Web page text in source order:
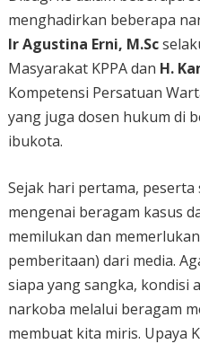
menghadirkan beberapa
Ir Agustina Erni, M.Sc
Masyarakat KPPA dan H.
Kompetensi Persatuan
yang juga dosen hukum di
ibukota.
Sejak hari pertama,
mengenai beragam kasus
memilukan dan
pemberitaan) dari media.
siapa yang sangka, kondisi
narkoba melalui beragam
membuat kita miris. Upaya